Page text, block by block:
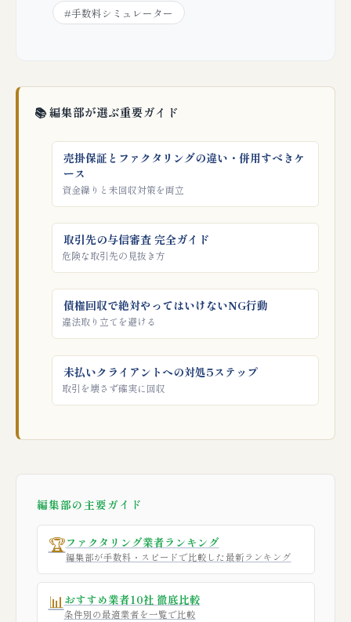
#手数料シミュレーター
📚 編集部が選ぶ重要ガイド
売掛保証とファクタリングの違い・併用すべきケ
ース
資金繰りと未回収対策を両立
取引先の与信審査 完全ガイド
危険な取引先の見抜き方
債権回収で絶対やってはいけないNG行動
違法取り立てを避ける
未払いクライアントへの対処5ステップ
取引を壊さず確実に回収
編集部の主要ガイド
🏆ファクタリング業者ランキング
編集部が手数料・スピードで比較した最新ランキング
📊おすすめ業者10社 徹底比較
条件別の最適業者を一覧で比較